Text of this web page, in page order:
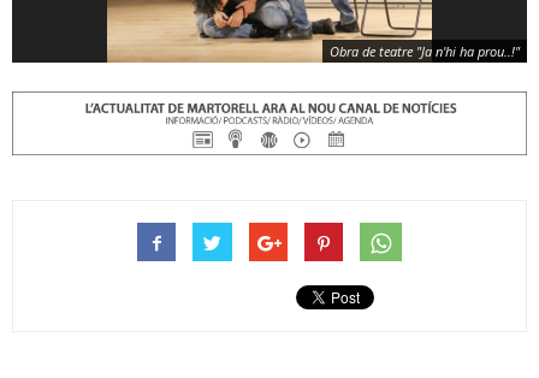
Obra de teatre "Ja n'hi ha prou..!"